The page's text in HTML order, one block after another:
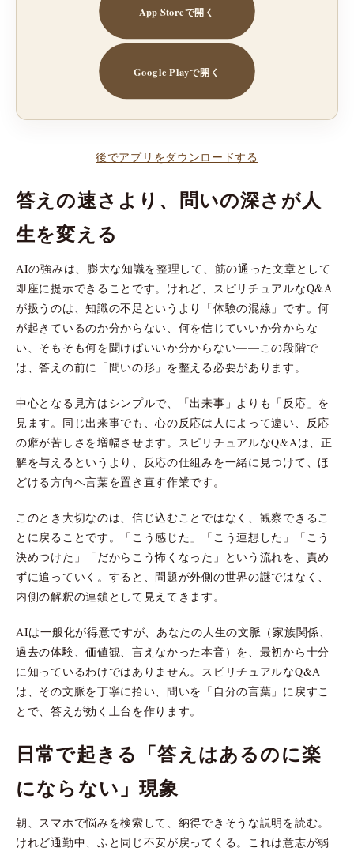
App Storeで開く
Google Playで開く
後でアプリをダウンロードする
答えの速さより、問いの深さが人
生を変える
AIの強みは、膨大な知識を整理して、筋の通った文章として
即座に提示できることです。けれど、スピリチュアルなQ&A
が扱うのは、知識の不足というより「体験の混線」です。何
が起きているのか分からない、何を信じていいか分からな
い、そもそも何を聞けばいいか分からない——この段階で
は、答えの前に「問いの形」を整える必要があります。
中心となる見方はシンプルで、「出来事」よりも「反応」を
見ます。同じ出来事でも、心の反応は人によって違い、反応
の癖が苦しさを増幅させます。スピリチュアルなQ&Aは、正
解を与えるというより、反応の仕組みを一緒に見つけて、ほ
どける方向へ言葉を置き直す作業です。
このとき大切なのは、信じ込むことではなく、観察できるこ
とに戻ることです。「こう感じた」「こう連想した」「こう
決めつけた」「だからこう怖くなった」という流れを、責め
ずに追っていく。すると、問題が外側の世界の謎ではなく、
内側の解釈の連鎖として見えてきます。
AIは一般化が得意ですが、あなたの人生の文脈（家族関係、
過去の体験、価値観、言えなかった本音）を、最初から十分
に知っているわけではありません。スピリチュアルなQ&A
は、その文脈を丁寧に拾い、問いを「自分の言葉」に戻すこ
とで、答えが効く土台を作ります。
日常で起きる「答えはあるのに楽
にならない」現象
朝、スマホで悩みを検索して、納得できそうな説明を読む。
けれど通勤中、ふと同じ不安が戻ってくる。これは意志が弱